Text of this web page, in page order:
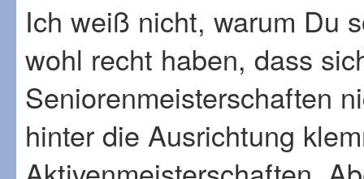
Ich weiß nicht, warum Du
wohl recht haben, dass
Seniorenmeisterschaften
hinter die Ausrichtung